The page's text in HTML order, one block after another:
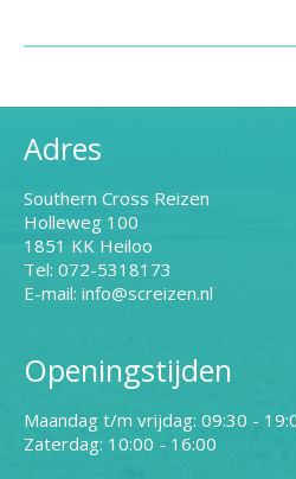
Adres
Southern Cross Reizen
Holleweg 100
1851 KK Heiloo
Tel: 072-5318173
E-mail: info@screizen.nl
Openingstijden
Maandag t/m vrijdag: 09:30 -
Zaterdag: 10:00 - 16:00